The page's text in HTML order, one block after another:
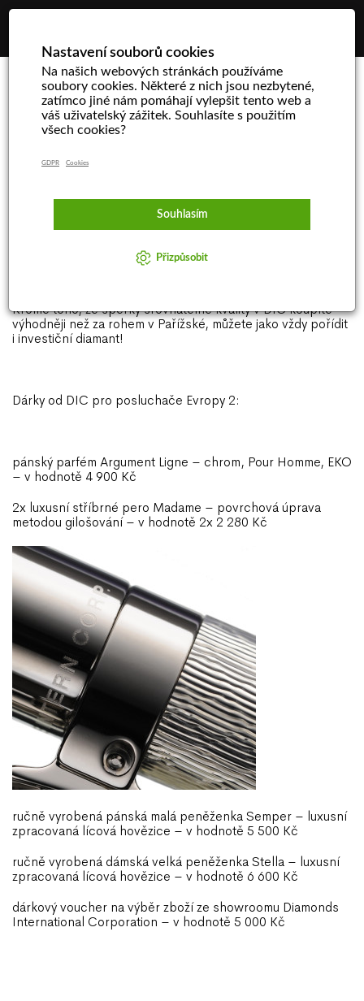
Nastavení souborů cookies
Na našich webových stránkách používáme
soubory cookies. Některé z nich jsou nezbytené,
zatímco jiné nám pomáhají vylepšit tento web a
váš uživatelský zážitek. Souhlasíte s použitím
všech cookies?
GDPR Cookies
Souhlasím
Přizpůsobit
Soutěžte o dárky od DIC s
od 6 do 9 hodin rána. A na výzvu volat na Evropu 2 a vyhrát
jeden z dárků, které DIC do soutěže věnovalo.
Kromě toho, že šperky srovnatelné kvality v DIC koupíte
výhodněji než za rohem v Pařížské, můžete jako vždy pořídit
i investiční diamant!
Dárky od DIC pro posluchače Evropy 2:
pánský parfém Argument Ligne – chrom, Pour Homme, EKO
– v hodnotě 4 900 Kč
2x luxusní stříbrné pero Madame – povrchová úprava
metodou gilošování – v hodnotě 2x 2 280 Kč
ručně vyrobená pánská malá peněženka Semper – luxusní
zpracovaná lícová hovězice – v hodnotě 5 500 Kč
ručně vyrobená dámská velká peněženka Stella – luxusní
zpracovaná lícová hovězice – v hodnotě 6 600 Kč
dárkový voucher na výběr zboží ze showroomu Diamonds
International Corporation – v hodnotě 5 000 Kč